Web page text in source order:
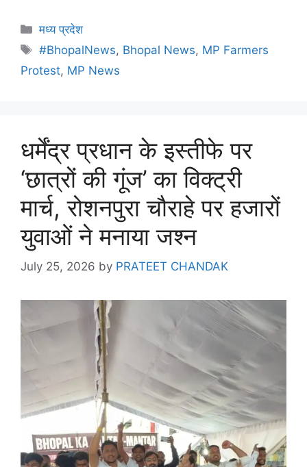
मध्य प्रदेश
#BhopalNews, Bhopal News, MP Farmers
Protest, MP News
धर्मेंद्र प्रधान के इस्तीफे पर
‘छात्रों की गूंज’ का विक्ट्री
मार्च, रोशनपुरा चौराहे पर हजारों
युवाओं ने मनाया जश्न
July 25, 2026 by PRATEET CHANDAK